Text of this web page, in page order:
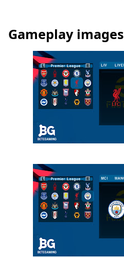
Gameplay images